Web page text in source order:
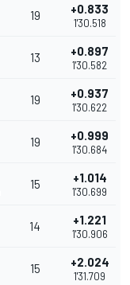
19 +0.833
1'30.518
13 +0.897
1'30.582
19 +0.937
1'30.622
19 +0.999
1'30.684
15 +1.014
1'30.699
14 +1.221
1'30.906
15 +2.024
1'31.709